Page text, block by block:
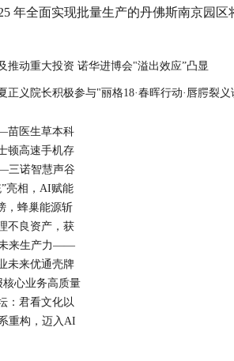
年全面实现批量生产的丹佛斯南京园区
推动重大投资 诺华进博会"溢出效应”凸显
正义院长积极参与"丽格18·春晖行动·唇腭裂义
苗医生草本科
顿高速手机存
三诺智慧声谷
亮相，AI赋能
，蜂巢能源斩
不良资产，获
来生产力——
未来优通壳牌
核心业务高质量
：君看文化以
重构，迈入AI